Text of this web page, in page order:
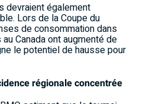
devraient également
Lors de la Coupe du
de consommation dans
Canada ont augmenté de
le potentiel de hausse pour
régionale concentrée